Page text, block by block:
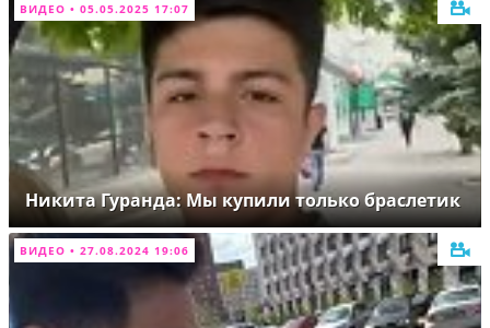
ВИДЕО • 05.05.2025 17:07
Никита Гуранда: Мы купили только браслетик
ВИДЕО • 27.08.2024 19:06